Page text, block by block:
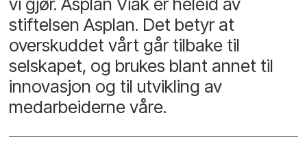
stiftelsen Asplan. Det betyr at
overskuddet vårt går tilbake til
selskapet, og brukes blant annet til
innovasjon og til utvikling av
medarbeiderne våre.